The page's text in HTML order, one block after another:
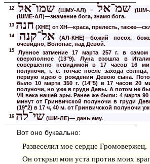
12 שמו־אל (ШМУ-АЛ) = שמ־אל (ШМ-
(ШМЕ-АЛ)—знамение бога, знамя бога.
13 חנה (ХНЕ) от ХН—краса, прелесть,
14 אל־קנה(АЛ-КНЕ)—божий посох,
очевидно, Волопас, над Девой.
15 Лунное затмение 17 марта 257 г. в
сверхполное (13"9). Луна взошла в
совершенно невидимой в 17 часов 16
полуночи, т. е. тотчас после захода
первую идею о рождении Девою сына.
было 10 марта 350 г. (14"5) в 17 часов 20
полуночи, но уже в груди Девы. А потом не
VII века нашей эры. Ранее же были: 4 марта 90
минут от Гринвичской полуночи в груди
(19"2) в 17 ч, 40 м. от Гринвичской полуночи
16 שי־לה (ШИ-ЛЕ)— дань ему.
Вот оно буквально:
Развеселил мое сердце Громовержец,
Он открыл мои уста против моих